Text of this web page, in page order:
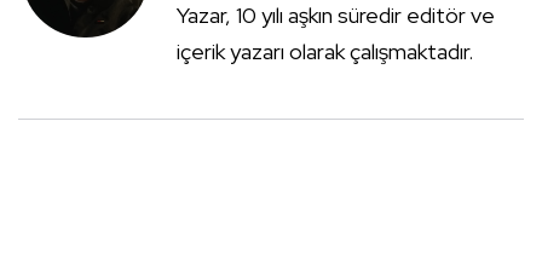
Yazar, 10 yılı aşkın süredir editör ve
içerik yazarı olarak çalışmaktadır.